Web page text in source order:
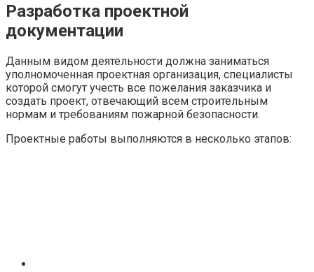
Разработка проектной
документации
Данным видом деятельности должна заниматься
уполномоченная проектная организация, специалисты
которой смогут учесть все пожелания заказчика и
создать проект, отвечающий всем строительным
нормам и требованиям пожарной безопасности.
Проектные работы выполняются в несколько этапов: